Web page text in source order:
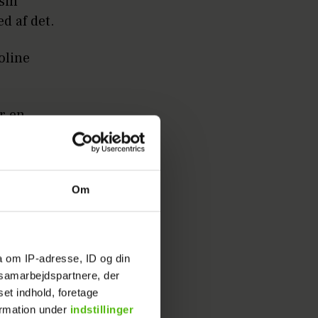
Om
om IP-adresse, ID og din
der
indhold, foretage
under indstillinger
af det.
en
og der